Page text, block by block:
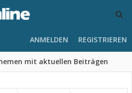
mit aktuellen Beiträgen
ANMELDEN REGISTRIEREN